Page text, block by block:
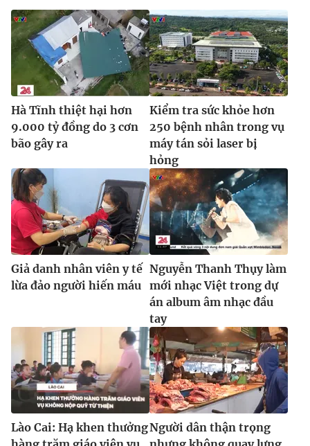
Ðiện thoại Thời báo VTV:024.66 897 897
Email:toasoan@vtv.vn
Liên hệ quảng cáo:
024-7300.7108
® Cấm sao chép dưới mọi hình thức nếu không có sự chấp
thuận bằng văn bản. Ghi rõ nguồn VTV.vn khi phát hành lại
thông tin từ website này.
Hà Tĩnh thiệt hại hơn
9.000 tỷ đồng do 3 cơn
bão gây ra
Kiểm tra sức khỏe hơn
250 bệnh nhân trong vụ
máy tán sỏi laser bị
hỏng
Giả danh nhân viên y tế
lừa đảo người hiến máu
Nguyễn Thanh Thụy làm
mới nhạc Việt trong dự
án album âm nhạc đầu
tay
Lào Cai: Hạ khen thưởngNgười dân thận trọng